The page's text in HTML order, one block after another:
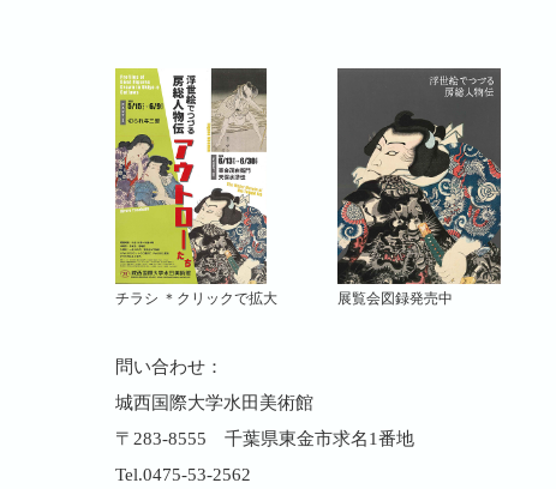
チラシ ＊クリックで拡大 展覧会図録発売中
問い合わせ：
城西国際大学水田美術館
〒283-8555 千葉県東金市求名1番地
Tel.0475-53-2562